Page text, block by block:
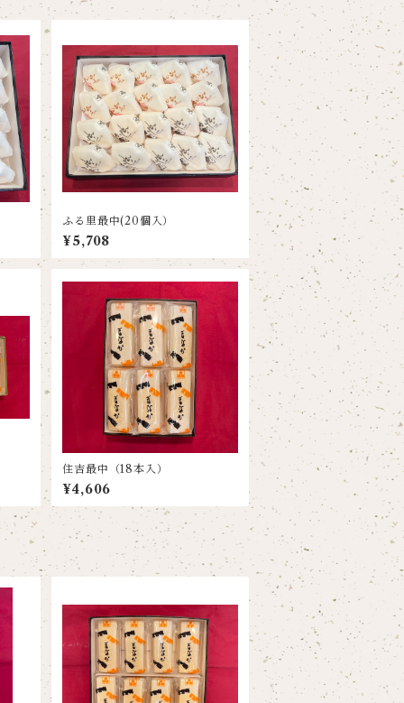
ふる里最中(20個入）
¥5,708
住吉最中（18本入）
¥4,606